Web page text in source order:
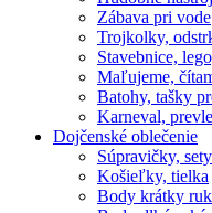
Zábava pri vode
Trojkolky,
Stavebnice,
Maľujeme,
Batohy, tašky
Karneval,
Dojčenské oblečenie
Súpravičky,
Košieľky, tielka
Body krátky